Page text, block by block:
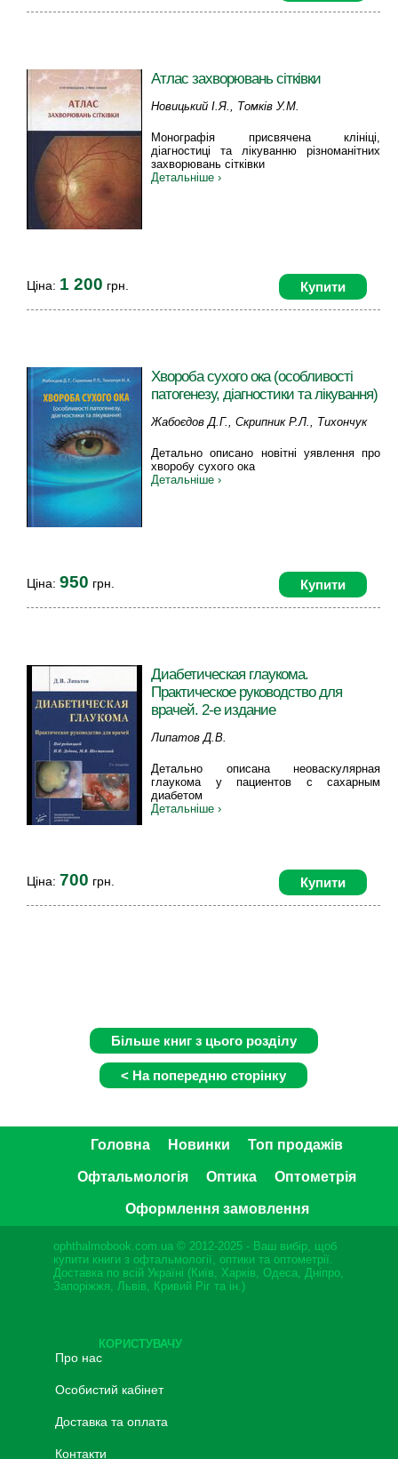
Атлас захворювань сітківки
Новицький І.Я., Томків У.М.
Монографія присвячена клініці,
діагностиці та лікуванню різноманітних
захворювань сітківки
Детальніше ›
Купити
Ціна: 1 200 грн.
Хвороба сухого ока (особливості
патогенезу, діагностики та лікування)
Жабоєдов Д.Г., Скрипник Р.Л., Тихончук
Детально описано новітні уявлення про
хворобу сухого ока
Детальніше ›
Купити
Ціна: 950 грн.
Диабетическая глаукома.
Практическое руководство для
врачей. 2-е издание
Липатов Д.В.
Детально описана неоваскулярная
глаукома у пациентов с сахарным
диабетом
Детальніше ›
Купити
Ціна: 700 грн.
Головна Новинки Топ продажів
Офтальмологія Оптика Оптометрія
Оформлення замовлення
ophthalmobook.com.ua © 2012-2025 - Ваш вибір, щоб
купити книги з офтальмології, оптики та оптометрії.
Доставка по всій Україні (Київ, Харків, Одеса, Дніпро,
Запоріжжя, Львів, Кривий Ріг та ін.)
КОРИСТУВАЧУ
Про нас
Особистий кабінет
Доставка та оплата
Контакти